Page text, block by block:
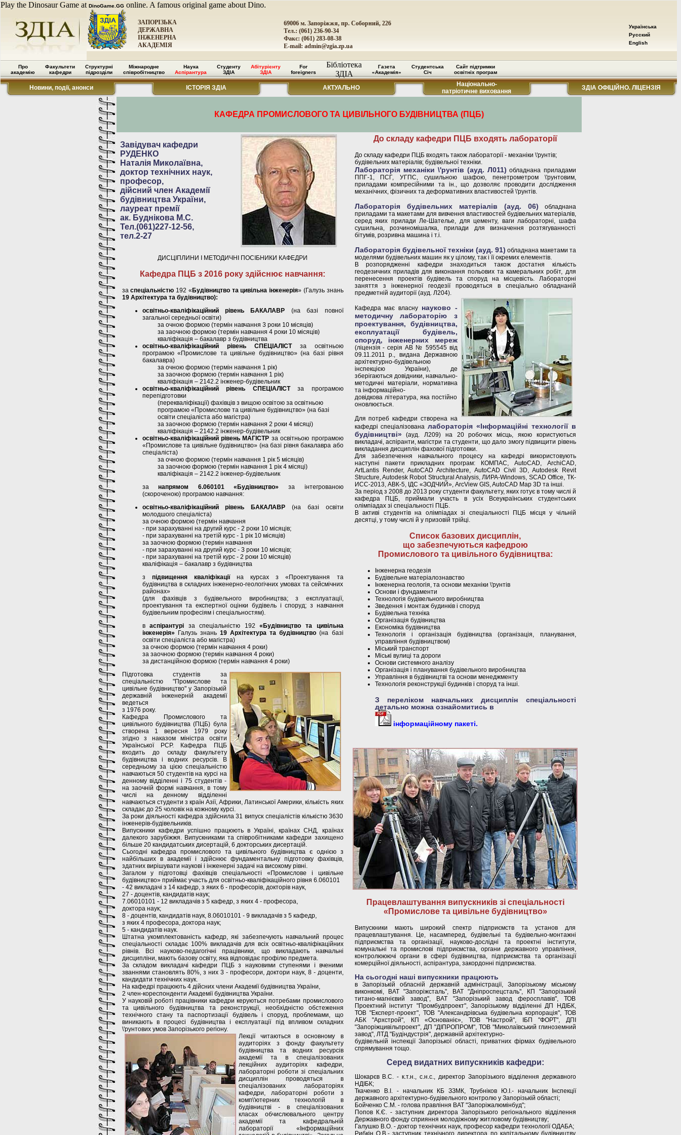
Play the Dinosaur Game at DinoGame.GG online. A famous original game about Dino.
ЗАПОРІЗЬКА
ДЕРЖАВНА
ІНЖЕНЕРНА
АКАДЕМІЯ
69006 м. Запоріжжя, пр. Соборний, 226
Тел.: (061) 236-90-34
Факс: (061) 283-08-38
E-mail: admin@zgia.zp.ua
Українська
Русский
English
Про
академію
Факультети
кафедри
Структурні
підрозділи
Міжнародне
співробітництво
Наука
Аспірантура
Студенту
ЗДІА
Абітурієнту
ЗДІА
For
foreigners
Бібліотека
ЗДІА
Газета
«Академія»
Студентська
Січ
Сайт підтримки
освітніх програм
Новини, події, анонси ІСТОРІЯ ЗДІА АКТУАЛЬНО
Національно-
патріотичне виховання
ЗДІА ОФІЦІЙНО. ЛІЦЕНЗІЯ
КАФЕДРА ПРОМИСЛОВОГО ТА ЦИВІЛЬНОГО БУДІВНИЦТВА (ПЦБ)
Завідувач кафедри
РУДЕНКО
Наталія Миколаївна,
доктор технічних наук,
професор,
дійсний член Академії
будівництва України,
лауреат премії
ак. Буднікова М.С.
Тел.(061)227-12-56,
тел.2-27
ДИСЦІПЛИНИ І МЕТОДИЧНІ ПОСІБНИКИ КАФЕДРИ
Кафедра ПЦБ з 2016 року здійснює навчання:
заспеціальністю 192 « Будівництво та цивільна інженерія» (Галузь знань
19 Архітектура та будівництво):
освітньо-кваліфікаційний рівень БАКАЛАВР (на базі повної
загальної середньої освіти)
за очною формою (термін навчання 3 роки 10 місяців)
за заочною формою (термін навчання 4 роки 10 місяців)
кваліфікація – бакалавр з будівництва
освітньо-кваліфікаційний рівень СПЕЦІАЛІСТза освітньою
програмою «Промислове та цивільне будівництво» (на базі рівня
бакалавра)
за очною формою (термін навчання 1 рік)
за заочною формою (термін навчання 1 рік)
кваліфікація – 2142.2 інженер-будівельник
освітньо-кваліфікаційний рівень СПЕЦІАЛІСТза програмою
перепідготовки
(перекваліфікації) фахівців з вищою освітою за освітньою
програмою «Промислове та цивільне будівництво» (на базі
освіти спеціаліста або магістра)
за заочною формою (термін навчання 2 роки 4 місяці)
кваліфікація – 2142.2 інженер-будівельник
освітньо-кваліфікаційний рівень МАГІСТР за освітньою програмою
«Промислове та цивільне будівництво» (на базі рівня бакалавра або
спеціаліста)
за очною формою (термін навчання 1 рік 5 місяців)
за заочною формою (термін навчання 1 рік 4 місяці)
кваліфікація – 2142.2 інженер-будівельник
занапрямом 6.060101 «Будівництво» за інтегрованою
(скороченою) програмою навчання:
освітньо-кваліфікаційний рівень БАКАЛАВР (на базі освіти
молодшого спеціаліста)
за очною формою (термін навчання
- при зарахуванні на другий курс - 2 роки 10 місяців;
- при зарахуванні на третій курс - 1 рік 10 місяців)
за заочною формою (термін навчання
- при зарахуванні на другий курс - 3 роки 10 місяців;
- при зарахуванні на третій курс - 2 роки 10 місяців)
кваліфікація – бакалавр з будівництва
з підвищення кваліфікаціїна курсах з «Проектування та
будівництва в складних інженерно-геологічних умовах та сейсмічних
районах»
(для фахівців з будівельного виробництва; з експлуатації,
проектування та експертної оцінки будівель і споруд; з навчання
будівельним професіям і спеціальностям).
васпірантурі за спеціальністю 192«Будівництво та цивільна
інженерія» Галузь знань 19 Архітектура та будівництво (на базі
освіти спеціаліста або магістра)
за очною формою (термін навчання 4 роки)
за заочною формою (термін навчання 4 роки)
за дистанційною формою (термін навчання 4 роки)
Підготовка студентів за
спеціальністю "Промислове та
цивільне будівництво" у Запорізькій
державній інженерній академії
ведеться
з 1976 року.
Кафедра Промислового та
цивільного будівництва (ПЦБ) була
створена 1 вересня 1979 року
згідно з наказом міністра освіти
Української РСР. Кафедра ПЦБ
входить до складу факультету
будівництва і водних ресурсів. В
середньому за цією спеціальністю
навчаються 50 студентів на курсі на
денному відділенні і 75 студентів -
на заочній формі навчання, в тому
числі на денному відділенні
навчаються студенти з країн Азії, Африки, Латинської Америки, кількість яких
складає до 25 чоловік на кожному курсі.
За роки діяльності кафедра здійснила 31 випуск спеціалістів кількістю 3630
інженерів-будівельників.
Випускники кафедри успішно працюють в Україні, країнах СНД, країнах
далекого зарубіжжя. Випускниками та співробітниками кафедри захищено
більше 20 кандидатських дисертацій, 6 докторських дисертацій.
Сьогодні кафедра промислового та цивільного будівництва є однією з
найбільших в академії і здійснює фундаментальну підготовку фахівців,
здатних вирішувати наукові і інженерні задачі на високому рівні.
Загалом у підготовці фахівців спеціальності «Промислове і цивільне
будівництво» приймає участь для освітньо-кваліфікаційного рівня 6.060101
- 42 викладачі з 14 кафедр, з яких 6 - професорів, докторів наук,
27 - доцентів, кандидатів наук;
7.06010101 - 12 викладачів з 5 кафедр, з яких 4 - професора,
доктора наук;
8 - доцентів, кандидатів наук, 8.06010101 - 9 викладачів з 5 кафедр,
з яких 4 професора, доктора наук;
5 - кандидатів наук.
Штатна укомплектованість кафедр, які забезпечують навчальний процес
спеціальності складає 100% викладачів для всіх освітньо-кваліфікаційних
рівнів. Всі науково-педагогічні працівники, що викладають навчальні
дисципліни, мають базову освіту, яка відповідає профілю предмета.
За складом викладачі кафедри ПЦБ з науковими ступенями і вченими
званнями становлять 80%, з них 3 - професори, доктори наук, 8 - доценти,
кандидати технічних наук.
На кафедрі працюють 4 дійсних члени Академії будівництва України,
2 член-кореспонденти Академії будівництва України.
У науковій роботі працівники кафедри керуються потребами промислового
та цивільного будівництва та реконструкції, необхідністю обстеження
технічного стану та паспортизації будівель і споруд, проблемами, що
виникають в процесі будівництва і експлуатації під впливом складних
\'рунтових умов Запорізького регіону.
Лекції читаються в основному в
аудиторіях з фонду факультету
будівництва та водних ресурсів
академії та в спеціалізованих
лекційних аудиторіях кафедри,
лабораторні роботи зі спеціальних
дисциплін проводяться в
спеціалізованих лабораторіях
кафедри, лабораторні роботи з
комп\'ютерних технологій в
будівництві - в спеціалізованих
класах обчислювального центру
академії та кафедральній
лабораторії «Інформаційних
До складу кафедри ПЦБ входять лабораторії
До складу кафедри ПЦБ входять також лабораторії - механіки \'рунтів;
будівельних матеріалів; будівельної техніки.
Лабораторія механіки \'рунтів (ауд. Л011) обладнана приладами
ППГ-1, ПСГ, УГПС, сушильною шафою, пенетрометром \'рунтовим,
приладами компресійними та ін., що дозволяє проводити дослідження
механічних, фізичних та деформативних властивостей \'рунтів.
Лабораторія будівельних матеріалів (ауд. 06) обладнана
приладами та макетами для вивчення властивостей будівельних матеріалів,
серед яких прилади Ле-Шателье, для цементу, ваги лабораторні, шафа
сушильна, розчиномішалка, прилади для визначення розтягуванності
бітумів, розривна машина і т.і.
Лабораторія будівельної техніки (ауд. 91) обладнана макетами та
моделями будівельних машин як у цілому, так і її окремих елементів.
В розпорядженні кафедри знаходиться також достатня кількість
геодезичних приладів для виконання польових та камеральних робіт, для
перенесення проектів будівель та споруд на місцевість. Лабораторні
заняття з інженерної геодезії проводяться в спеціально обладнаній
предметній аудиторії (ауд. Л204).
Кафедра має власну науково -
методичну лабораторію з
проектування, будівництва,
експлуатації будівель,
споруд, інженерних мереж
(ліцензія - серія АВ № 595545 від
09.11.2011 р., видана Державною
архітектурно-будівельною
інспекцією України), де
зберігаються довідники, навчально-
методичні матеріали, нормативна
та інформаційно-
довідкова література, яка постійно
оновлюється.
Для потреб кафедри створена на
кафедрі спеціалізованалабораторія «Інформаційні технології в
будівництві» (ауд. Л209) на 20 робочих місць, якою користуються
викладачі, аспіранти, магістри та студенти, що дало змогу підвищити рівень
викладання дисциплін фахової підготовки.
Для забезпечення навчального процесу на кафедрі використовують
наступні пакети прикладних програм: КОМПАС, AutoCAD, ArchiCAD,
ArtLantis Render, AutoCAD Architecture, AutoCAD Civil 3D, Autodesk Revit
Structure, Autodesk Robot Structural Analysis, ЛИРА-Windows, SCAD Office, ТК-
ИСС-2013, АВК-5, ІДС «ЗОДЧИЙ», ArcView GIS, AutoCAD Map 3D та інші.
За період з 2008 до 2013 року студенти факультету, яких готує в тому числі й
кафедра ПЦБ, приймали участь в усіх Всеукраїнських студентських
олімпіадах зі спеціальності ПЦБ.
В активі студентів на олімпіадах зі спеціальності ПЦБ місця у чільній
десятці, у тому числі й у призовій трійці.
Список базових дисциплін,
що забезпечуються кафедрою
Промислового та цивільного будівництва:
Інженерна геодезія
Будівельне матеріалознавство
Інженерна геологія, та основи механіки \'рунтів
Основи і фундаменти
Технологія будівельного виробництва
Зведення і монтаж будинків і споруд
Будівельна техніка
Організація будівництва
Економіка будівництва
Технологія і організація будівництва (організація, планування,
управління будівництвом)
Міський транспорт
Міські вулиці та дороги
Основи системного аналізу
Організація і планування будівельного виробництва
Управління в будівництві та основи менеджменту
Технологія реконструкції будинків і споруд та інші.
З переліком навчальних дисциплін спеціальності
детально можна ознайомитись в
інформаційному пакеті.
Працевлаштування випускників зі спеціальності
«Промислове та цивільне будівництво»
Випускники мають широкий спектр підприємств та установ для
працевлаштування. Це, насамперед, будівельні та будівельно-монтажні
підприємства та організації, науково-дослідні та проектні інститути,
комунальні та промислові підприємства, органи державного управління,
контролююючі органи в сфері будівництва, підприємства та організації
комерційної діяльності, аспірантура, закордонні підприємства.
На сьогодні наші випускники працюють
в Запорізькій обласній державній адміністрації, Запорізькому міському
виконкомі, ВАТ "Запоріжсталь", ВАТ "Дніпроспецсталь", КП "Запорізький
титано-магнієвий завод", ВАТ "Запорізький завод феросплавів", ТОВ
Проектний інститут "Промбудпроект", Запорізькому відділенні ДП НДІБК,
ТОВ "Експерт-проект", ТОВ "Александрівська будівельна корпорація", ТОВ
АБК "Архстрой", КП «Основаніє», ТОВ "Настрой", ІБП "ФОРТ", ДПІ
"Запоріжцивільпроект", ДП "ДІПРОПРОМ", ТОВ "Миколаївський глиноземний
завод", ЛТД "Будіндустрія", державній архітектурно-
будівельній інспекції Запорізької області, приватних фірмах будівельного
спрямування тощо.
Серед видатних випускників кафедри:
Шокарєв В.С. - к.т.н., с.н.с., директор Запорізького відділення державного
НДІБК;
Ткаченко В.І. - начальник КБ ЗЗМК, Трубніков Ю.І.- начальник Інспекції
державного архітектурно-будівельного контролю у Запорізькій області;
Бойченко С.М. - голова правління ВАТ "Запоріжалюмінбуд";
Попов К.Є. - заступник директора Запорізького регіонального відділення
Державного фонду сприяння молодіжному житловому будівництву;
Галушко В.О. - доктор технічних наук, професор кафедри технології ОДАБА;
Рибкін О.В.- заступник технічного директора по капітальному будівництву